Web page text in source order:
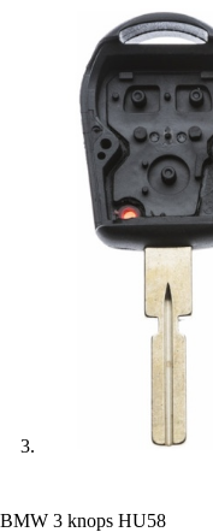
BMW 3 knops HU58